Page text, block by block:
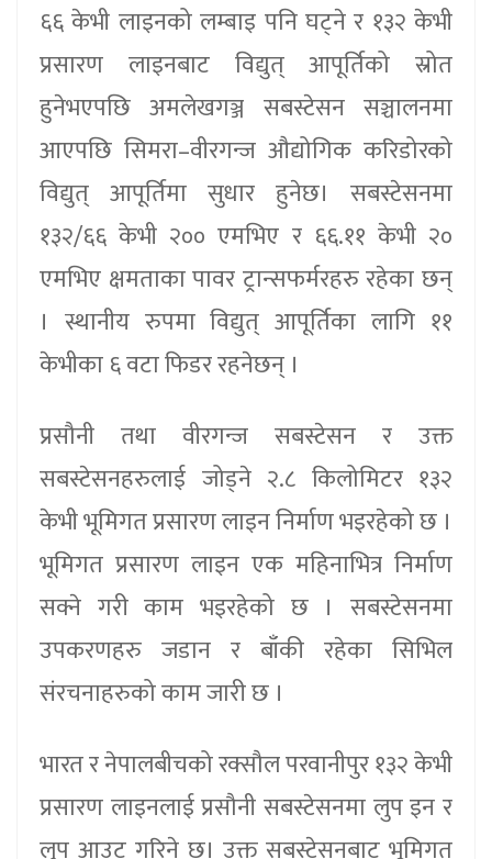
६६ केभी लाइनको लम्बाइ पनि घट्ने र १३२ केभी
प्रसारण लाइनबाट विद्युत् आपूर्तिको स्रोत
हुनेभएपछि अमलेखगञ्ज सबस्टेसन सञ्चालनमा
आएपछि सिमरा–वीरगन्ज औद्योगिक करिडोरको
विद्युत् आपूर्तिमा सुधार हुनेछ। सबस्टेसनमा
१३२/६६ केभी २०० एमभिए र ६६.११ केभी २०
एमभिए क्षमताका पावर ट्रान्सफर्मरहरु रहेका छन्
। स्थानीय रुपमा विद्युत् आपूर्तिका लागि ११
केभीका ६ वटा फिडर रहनेछन् ।
प्रसौनी तथा वीरगन्ज सबस्टेसन र उक्त
सबस्टेसनहरुलाई जोड्ने २.८ किलोमिटर १३२
केभी भूमिगत प्रसारण लाइन निर्माण भइरहेको छ ।
भूमिगत प्रसारण लाइन एक महिनाभित्र निर्माण
सक्ने गरी काम भइरहेको छ । सबस्टेसनमा
उपकरणहरु जडान र बाँकी रहेका सिभिल
संरचनाहरुको काम जारी छ ।
भारत र नेपालबीचको रक्सौल परवानीपुर १३२ केभी
प्रसारण लाइनलाई प्रसौनी सबस्टेसनमा लुप इन र
लुप आउट गरिने छ। उक्त सबस्टेसनबाट भूमिगत